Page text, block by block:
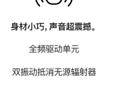
身材小巧，声音超震撼。
全频驱动单元
双振动抵消无源辐射器